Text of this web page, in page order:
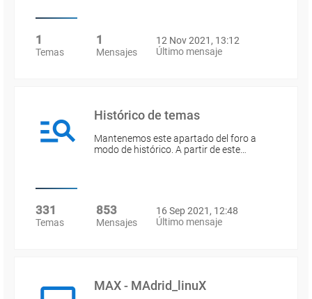
1
Temas
1
Mensajes
12 Nov 2021, 13:12
Último mensaje
Histórico de temas
Mantenemos este apartado del foro a
modo de histórico. A partir de este…
331
Temas
853
Mensajes
16 Sep 2021, 12:48
Último mensaje
MAX - MAdrid_linuX